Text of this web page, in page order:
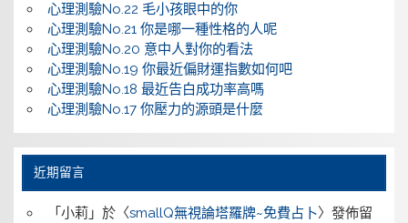
心理測驗No.22 毛小孩眼中的你
心理測驗No.21 你是哪一種性格的人呢
心理測驗No.20 意中人對你的看法
心理測驗No.19 你最近偏財運指數如何吧
心理測驗No.18 最近告白成功率高嗎
心理測驗No.17 你壓力的源頭是什麼
近期留言
「 小莉」於〈smallQ無視論塔羅牌~免費占卜〉發佈留